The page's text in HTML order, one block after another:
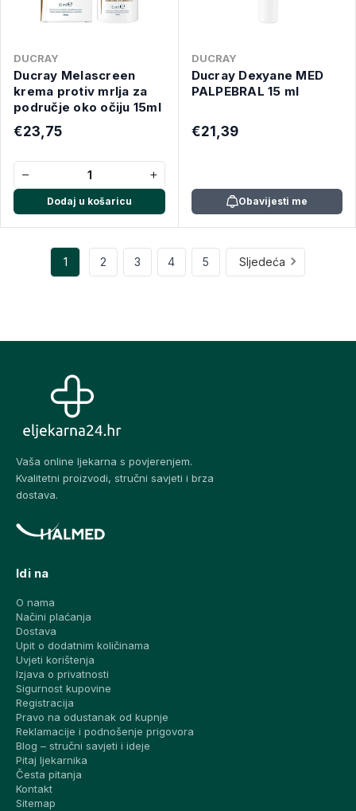
DUCRAY
Ducray Melascreen
krema protiv mrlja za
područje oko očiju 15ml
€23,75
− +
Dodaj u košaricu
DUCRAY
Ducray Dexyane MED
PALPEBRAL 15 ml
€21,39
Obavijesti me
1 2 3 4 5 Sljedeća
Vaša online ljekarna s povjerenjem.
Kvalitetni proizvodi, stručni savjeti i brza
dostava.
Idi na
O nama
Načini plaćanja
Dostava
Upit o dodatnim količinama
Uvjeti korištenja
Izjava o privatnosti
Sigurnost kupovine
Registracija
Pravo na odustanak od kupnje
Reklamacije i podnošenje prigovora
Blog – stručni savjeti i ideje
Pitaj ljekarnika
Česta pitanja
Kontakt
Sitemap